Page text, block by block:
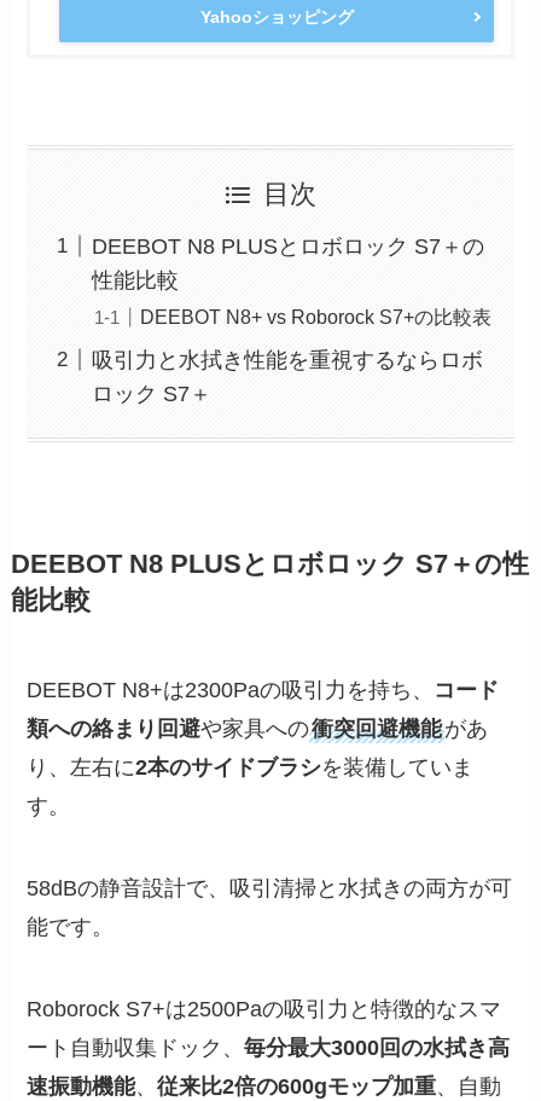
Yahooショッピング
目次
DEEBOT N8 PLUSとロボロック S7＋の
性能比較
DEEBOT N8+ vs Roborock S7+の比較表
吸引力と水拭き性能を重視するならロボ
ロック S7＋
DEEBOT N8 PLUSとロボロック S7＋の性
能比較
DEEBOT N8+は2300Paの吸引力を持ち、 コード
類への絡まり回避や家具への衝突回避機能があ
り、左右に2本のサイドブラシを装備していま
す。
58dBの静音設計で、吸引清掃と水拭きの両方が可
能です。
Roborock S7+は2500Paの吸引力と特徴的なスマ
ート自動収集ドック、毎分最大3000回の水拭き高
速振動機能、従来比2倍の600gモップ加重、自動